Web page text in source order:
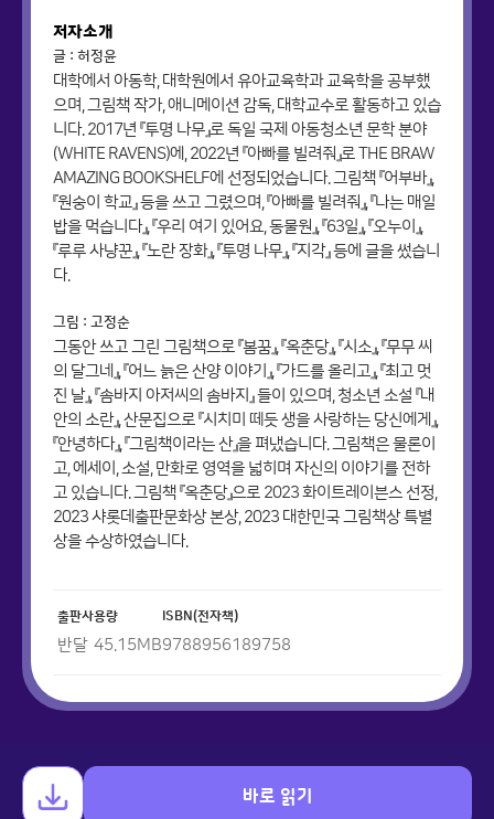
바로 읽기
저자소개
글 : 허정윤
대학에서 아동학, 대학원에서 유아교육학과 교육학을 공부했
으며, 그림책 작가, 애니메이션 감독, 대학교수로 활동하고 있습
니다. 2017년 『투명 나무』로 독일 국제 아동청소년 문학 분야
(WHITE RAVENS)에, 2022년 『아빠를 빌려줘』로 THE BRAW
AMAZING BOOKSHELF에 선정되었습니다. 그림책 『어부바』,
『원숭이 학교』 등을 쓰고 그렸으며, 『아빠를 빌려줘』, 『나는 매일
밥을 먹습니다』, 『우리 여기 있어요, 동물원』, 『63일』, 『오누이』,
『루루 사냥꾼』, 『노란 장화』, 『투명 나무』, 『지각』 등에 글을 썼습니
다.
그림 : 고정순
그동안 쓰고 그린 그림책으로 『봄꿈』, 『옥춘당』, 『시소』, 『무무 씨
의 달그네』, 『어느 늙은 산양 이야기』, 『가드를 올리고』, 『최고 멋
진 날』, 『솜바지 아저씨의 솜바지』 들이 있으며, 청소년 소설 『내
안의 소란』, 산문집으로 『시치미 떼듯 생을 사랑하는 당신에게』,
『안녕하다』, 『그림책이라는 산』을 펴냈습니다. 그림책은 물론이
고, 에세이, 소설, 만화로 영역을 넓히며 자신의 이야기를 전하
고 있습니다. 그림책 『옥춘당』으로 2023 화이트레이븐스 선정,
2023 샤롯데출판문화상 본상, 2023 대한민국 그림책상 특별
상을 수상하였습니다.
출판사
반달
용량
45.15MB
ISBN(전자책)
9788956189758